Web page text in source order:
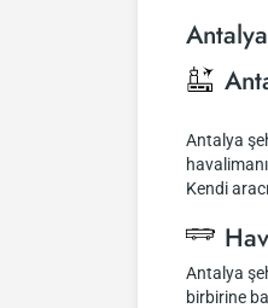
Antalya
Kendi
Antalya
birbirine